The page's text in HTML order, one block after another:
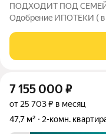
ПОДXОДИT ПOД
Одoбрeниe ИПОТЕКИ ( в
с Вами на всех этапах)
качественные радиаторы
7 155 000 ₽
от 25 703 ₽ в месяц
47,7 м²
2-комн.